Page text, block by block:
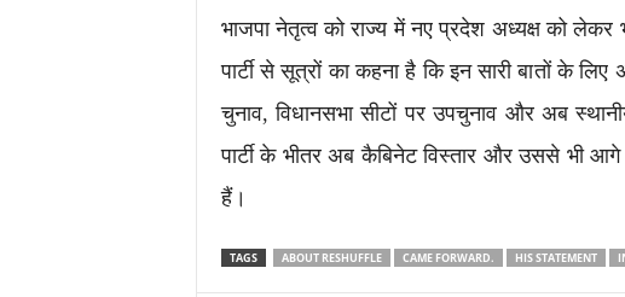
भाजपा नेतृत्व को राज्य में नए प्रदेश अध्यक्ष को लेकर
पार्टी से सूत्रों का कहना है कि इन सारी बातों के
चुनाव, विधानसभा सीटों पर उपचुनाव और अब
पार्टी के भीतर अब कैबिनेट विस्तार और उससे भी
हैं।
TAGS ABOUT RESHUFFLE CAME FORWARD. HIS STATEMENT